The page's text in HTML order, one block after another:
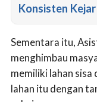
Konsisten Kejar
Sementara itu,
menghimbau
memiliki lahan sisa
lahan itu dengan